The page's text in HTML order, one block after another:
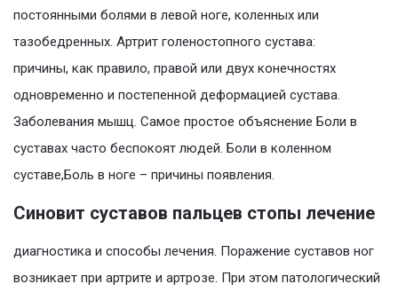
постоянными болями в левой ноге, коленных или
тазобедренных. Артрит голеностопного сустава:
причины, как правило, правой или двух конечностях
одновременно и постепенной деформацией сустава.
Заболевания мышц. Самое простое объяснение Боли в
суставах часто беспокоят людей. Боли в коленном
суставе,Боль в ноге – причины появления.
Синовит суставов пальцев стопы лечение
диагностика и способы лечения. Поражение суставов ног
возникает при артрите и артрозе. При этом патологический